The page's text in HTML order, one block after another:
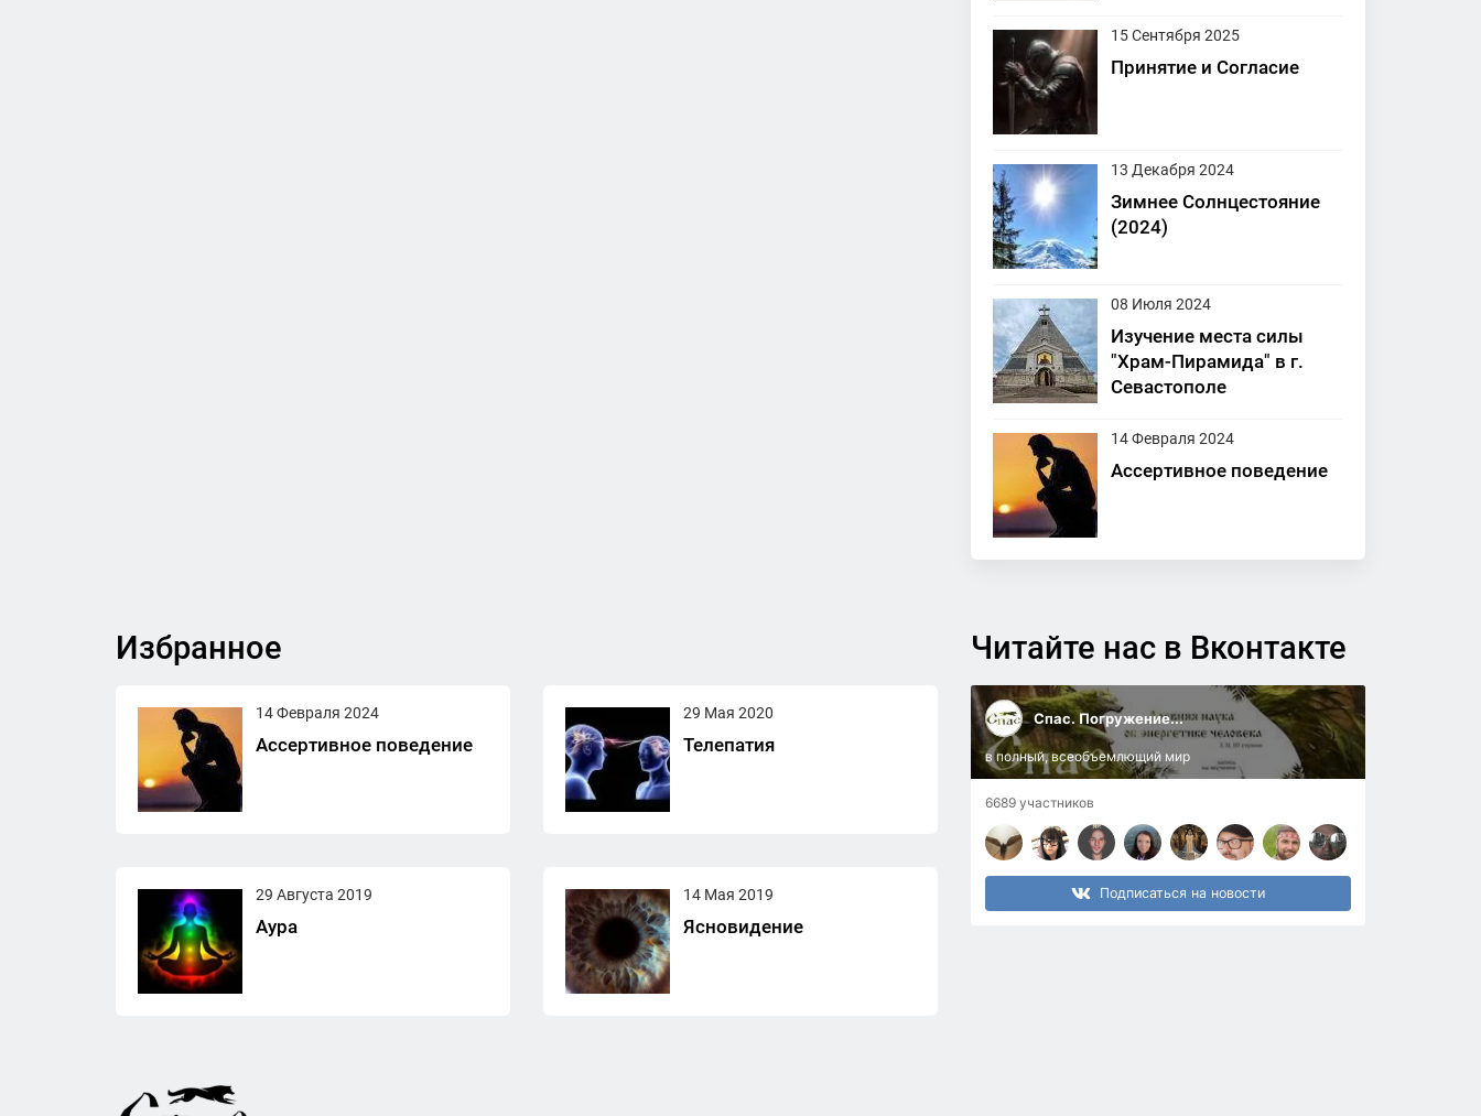
15 Сентября 2025
Принятие и Согласие
13 Декабря 2024
Зимнее Солнцестояние
(2024)
08 Июля 2024
Изучение места силы
"Храм-Пирамида" в г.
Севастополе
14 Февраля 2024
Ассертивное поведение
Избранное
14 Февраля 2024
Ассертивное поведение
29 Мая 2020
Телепатия
29 Августа 2019
Аура
14 Мая 2019
Ясновидение
Читайте нас в Вконтакте
Спас. Погружение...
в полный, всеобъемлющий мир
6689 участников
Подписаться на новости